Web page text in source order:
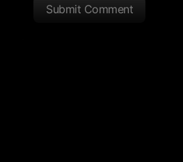
Submit Comment